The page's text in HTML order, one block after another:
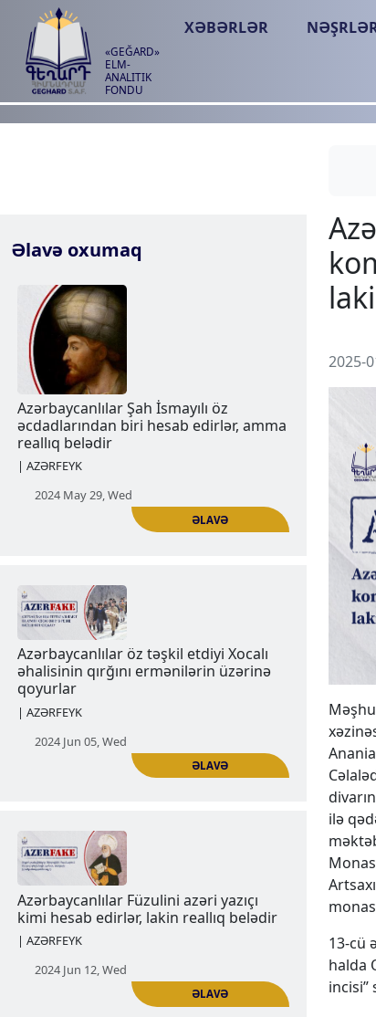
«GEĞARD»
ELM-
ANALITIK
FONDU
XƏBƏRLƏR
Əlavə oxumaq
Azərbaycanlılar Şah İsmayılı öz
əcdadlarından biri hesab edirlər, amma
| AZƏRFEYK
2024 May 29, Wed
Azərbaycanlılar öz təşkil etdiyi Xocalı
əhalisinin qırğını ermənilərin üzərinə
qoyurlar
| AZƏRFEYK
2024 Jun 05, Wed
2025-
ilə
13-cü
halda
incisi”